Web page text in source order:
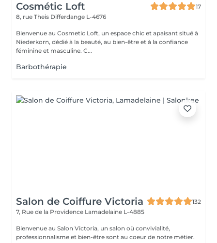
Cosmétic Loft
17
8, rue Theis Differdange L-4676
Bienvenue au Cosmetic Loft, un espace chic et apaisant situé à
Niederkorn, dédié à la beauté, au bien-être et à la confiance
féminine et masculine. C...
Barbothérapie
Salon de Coiffure Victoria
132
7, Rue de la Providence Lamadelaine L-4885
Bienvenue au Salon Victoria, un salon où convivialité,
professionnalisme et bien-être sont au coeur de notre métier.